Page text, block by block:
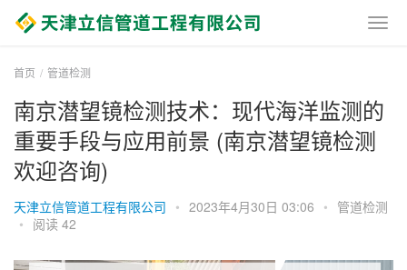
首页 管道检测
南京潜望镜检测技术：现代海洋监测的
重要手段与应用前景 (南京潜望镜检测
欢迎咨询)
天津立信管道工程有限公司 • 2023年4月30日 03:06 • 管道检测
• 阅读 42